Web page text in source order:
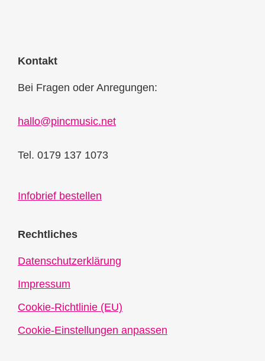
Kontakt
Bei Fragen oder Anregungen:
hallo@pincmusic.net
Tel. 0179 137 1073
Infobrief bestellen
Rechtliches
Datenschutzerklärung
Impressum
Cookie-Richtlinie (EU)
Cookie-Einstellungen anpassen